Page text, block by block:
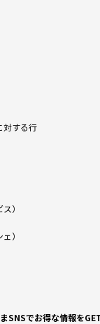
対する行
）
）
SNSでお得な情報を